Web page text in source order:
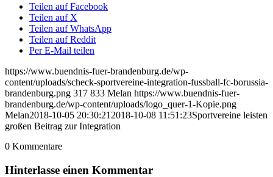
Teilen auf Facebook
Teilen auf X
Teilen auf WhatsApp
Teilen auf Reddit
Per E-Mail teilen
https://www.buendnis-fuer-brandenburg.de/wp-
content/uploads/scheck-sportvereine-integration-fussball-fc-borussia-
brandenburg.png 317 833 Melan https://www.buendnis-fuer-
brandenburg.de/wp-content/uploads/logo_quer-1-Kopie.png
Melan2018-10-05 20:30:21 2018-10-08 11:51:23Sportvereine leisten
großen Beitrag zur Integration
0 Kommentare
Hinterlasse einen Kommentar